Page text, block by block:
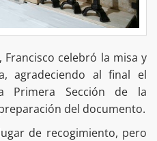
Francisco celebró la misa y
agradeciendo al final el
Primera Sección de la
del documento.
de recogimiento, pero